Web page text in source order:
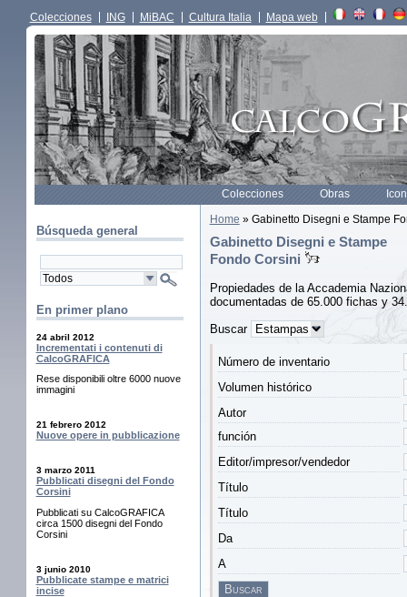
Colecciones ING MiBAC Cultura Italia Mapa web
Colecciones Obras
Búsqueda general
En primer plano
24 abril 2012
Incrementati i contenuti di
CalcoGRAFICA
Rese disponibili oltre 6000 nuove
immagini
21 febrero 2012
Nuove opere in pubblicazione
3 marzo 2011
Pubblicati disegni del Fondo
Corsini
Pubblicati su CalcoGRAFICA
circa 1500 disegni del Fondo
Corsini
3 junio 2010
Pubblicate stampe e matrici
incise
Home » Gabinetto Disegni e Stampe
Gabinetto Disegni e Stampe
Fondo Corsini
Propiedades de la Accademia
documentadas de 65.000 fichas y
Buscar
Número de inventario
Volumen histórico
Autor
función
Editor/impresor/vendedor
Título
Título
Da
A